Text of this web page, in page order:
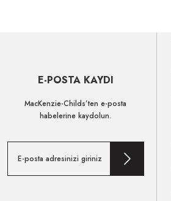
E-POSTA KAYDI
MacKenzie-Childs’ten e-posta
habelerine kaydolun.